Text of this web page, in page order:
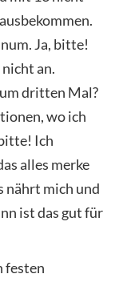
Ja, bitte!
an.
dritten Mal?
wo ich
Ich
alles merke
nährt mich und
ist das gut für
festen